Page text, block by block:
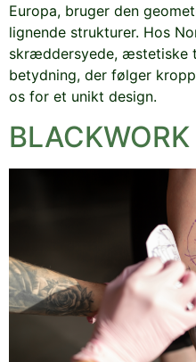
Europa, bruger den
lignende strukturer. Hos
skræddersyede, æstetiske
betydning, der følger
os for et unikt design.